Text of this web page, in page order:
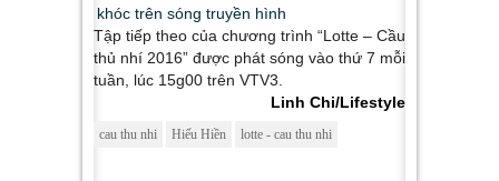
Tập tiếp theo của chương trình “Lotte – Cầu
thủ nhí 2016” được phát sóng vào thứ 7 mỗi
tuần, lúc 15g00 trên VTV3.
Linh Chi/Lifestyle
cau thu nhi Hiếu Hiền lotte - cau thu nhi